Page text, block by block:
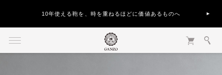
10年使える鞄を、時を重ねるほどに価値あるものへ